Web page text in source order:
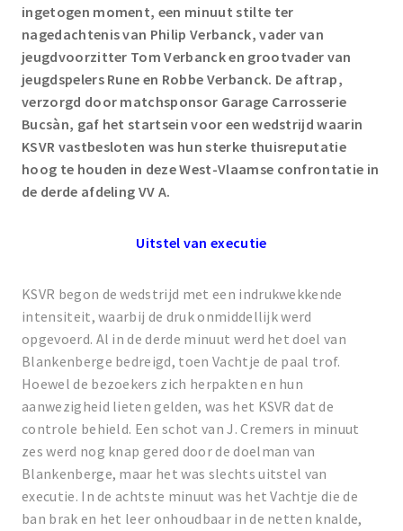
ingetogen moment, een minuut stilte ter
nagedachtenis van Philip Verbanck, vader van
jeugdvoorzitter Tom Verbanck en grootvader van
jeugdspelers Rune en Robbe Verbanck. De aftrap,
verzorgd door matchsponsor Garage Carrosserie
Bucsàn, gaf het startsein voor een wedstrijd waarin
KSVR vastbesloten was hun sterke thuisreputatie
hoog te houden in deze West-Vlaamse confrontatie in
de derde afdeling VV A.
Uitstel van executie
KSVR begon de wedstrijd met een indrukwekkende
intensiteit, waarbij de druk onmiddellijk werd
opgevoerd. Al in de derde minuut werd het doel van
Blankenberge bedreigd, toen Vachtje de paal trof.
Hoewel de bezoekers zich herpakten en hun
aanwezigheid lieten gelden, was het KSVR dat de
controle behield. Een schot van J. Cremers in minuut
zes werd nog knap gered door de doelman van
Blankenberge, maar het was slechts uitstel van
executie. In de achtste minuut was het Vachtje die de
ban brak en het leer onhoudbaar in de netten knalde,